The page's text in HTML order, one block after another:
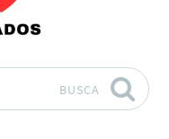
BUSCA